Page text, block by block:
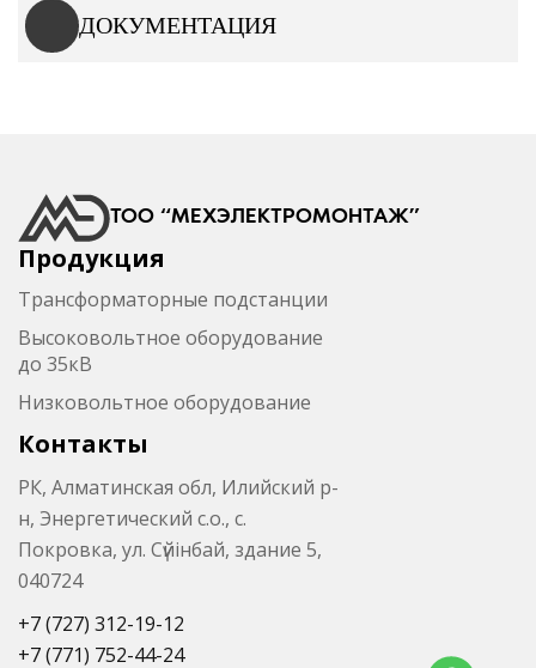
ДОКУМЕНТАЦИЯ
ТОО “МЕХЭЛЕКТРОМОНТАЖ”
Продукция
Трансформаторные подстанции
Высоковольтное оборудование
до 35кВ
Низковольтное оборудование
Контакты
РК, Алматинская обл, Илийский р-
н, Энергетический с.о., с.
Покровка, ул. Сүйінбай, здание 5,
040724
+7 (727) 312-19-12
+7 (771) 752-44-24